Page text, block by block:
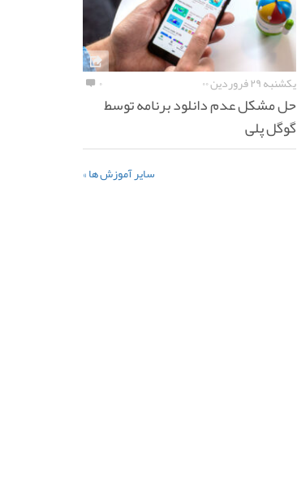
یکشنبه ۲۹ فروردین ۰۰ ۰
حل مشکل عدم دانلود برنامه توسط
گوگل پلی
سایر آموزش ها »